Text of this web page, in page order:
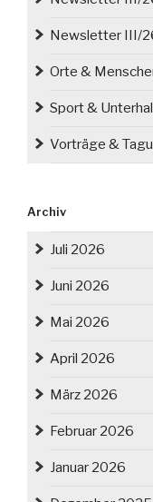
Newsletter III/
Orte &
Sport &
Vorträge &
Archiv
Juli 2026
Juni 2026
Mai 2026
April 2026
März 2026
Februar 2026
Januar 2026